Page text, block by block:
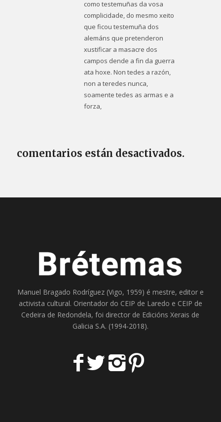
como testemuñas da vosa
complicidade, do mesmo xeito
que ficou testemuña dos
alemáns que pretenderon
xustificar a masacre dos
campos dende a fin da guerra
ata hoxe. Non tedes a razón,
non a teredes nunca,
soamente tedes as armas e a
forza,
comentarios están desactivados.
Manuel Bragado Rodríguez (Vigo, 1959) é mestre, editor e
activista cultural. Orientador do CEIP de Laredo e CEIP de
Cedeira de Redondela, foi director de Edicións Xerais de
Galicia S.A. (1994-2018).